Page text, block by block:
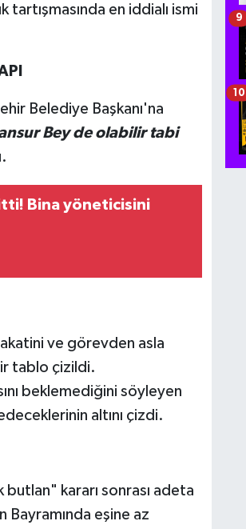
tartışmasında en iddialı ismi
Belediye Başkanı'na
Bey de olabilir tabi
Bina yöneticisini
ve görevden asla
tablo çizildi.
beklemediğini söyleyen
altını çizdi.
kararı sonrası adeta
eşine az
9
10